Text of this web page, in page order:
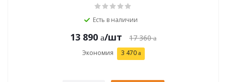
Есть в наличии
13 890 /шт 17 360
Экономия 3 470